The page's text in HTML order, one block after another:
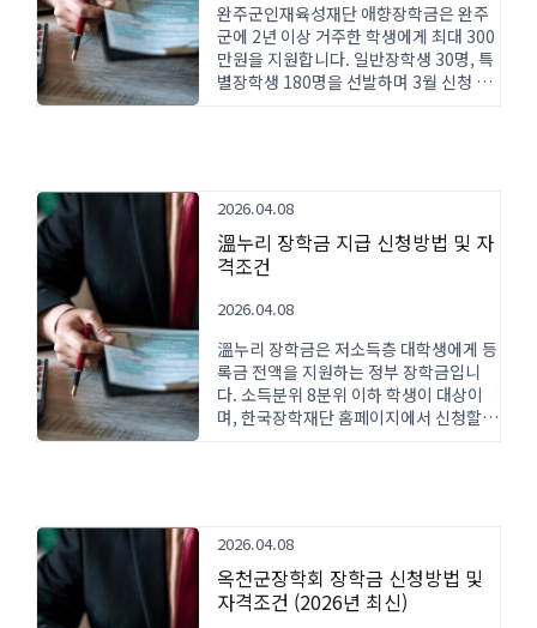
완주군인재육성재단 애향장학금은 완주
군에 2년 이상 거주한 학생에게 최대 300
만원을 지원합니다. 일반장학생 30명, 특
별장학생 180명을 선발하며 3월 신청 접
2026.04.08
溫누리 장학금 지급 신청방법 및 자
격조건
2026.04.08
溫누리 장학금은 저소득층 대학생에게 등
록금 전액을 지원하는 정부 장학금입니
다. 소득분위 8분위 이하 학생이 대상이
며, 한국장학재단 홈페이지에서 신청할
2026.04.08
옥천군장학회 장학금 신청방법 및
자격조건 (2026년 최신)